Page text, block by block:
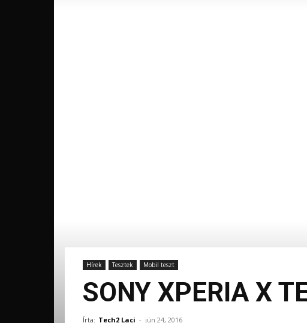
Hírek Tesztek Mobil teszt
SONY XPERIA X
Írta: Tech2 Laci - jún 24, 2016